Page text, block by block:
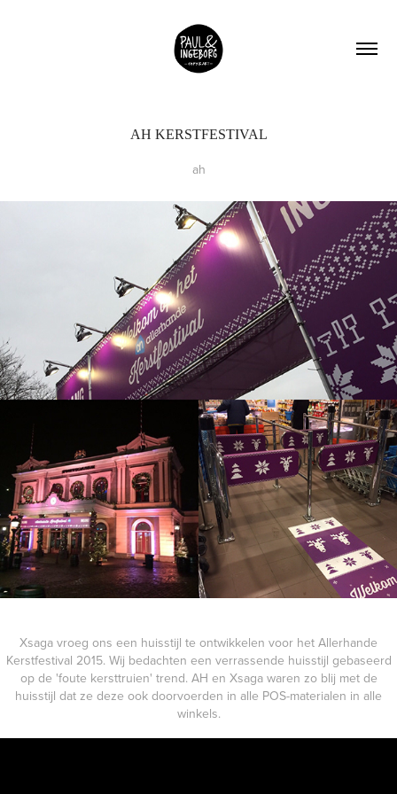
AH KERSTFESTIVAL
ah
Xsaga vroeg ons een huisstijl te ontwikkelen voor het Allerhande
Kerstfestival 2015. Wij bedachten een verrassende huisstijl gebaseerd
op de 'foute kersttruien' trend. AH en Xsaga waren zo blij met de
huisstijl dat ze deze ook doorvoerden in alle POS-materialen in alle
winkels.